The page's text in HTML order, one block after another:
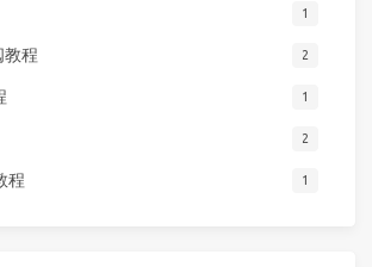
1
教程 2
1
2
程 1